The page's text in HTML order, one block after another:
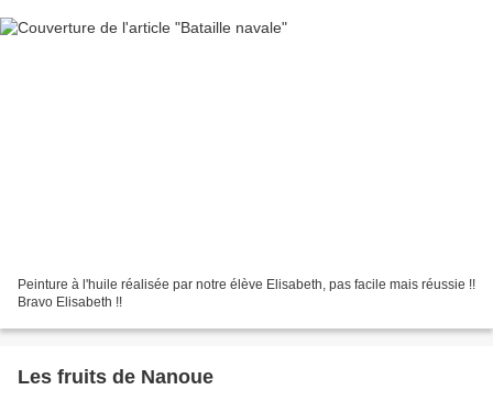
Peinture à l'huile réalisée par notre élève Elisabeth, pas facile mais réussie !!
Bravo Elisabeth !!
Les fruits de Nanoue